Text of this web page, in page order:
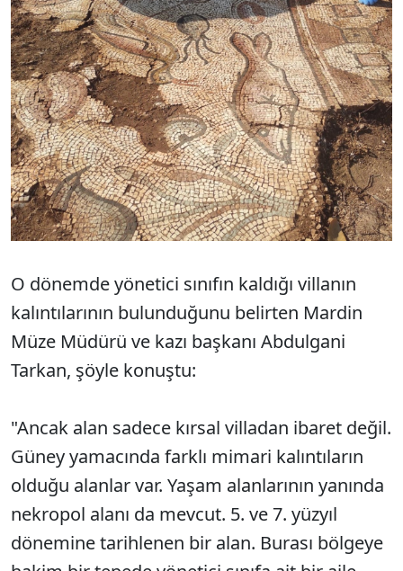
O dönemde yönetici sınıfın kaldığı villanın
kalıntılarının bulunduğunu belirten Mardin
Müze Müdürü ve kazı başkanı Abdulgani
Tarkan, şöyle konuştu:
"Ancak alan sadece kırsal villadan ibaret değil.
Güney yamacında farklı mimari kalıntıların
olduğu alanlar var. Yaşam alanlarının yanında
nekropol alanı da mevcut. 5. ve 7. yüzyıl
dönemine tarihlenen bir alan. Burası bölgeye